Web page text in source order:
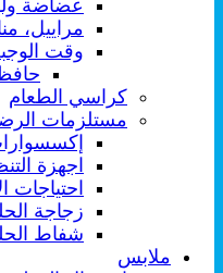
عضاضة
مراييل،
وقت
كراسي الطعام
مستلزمات
اجهزة
احتياجات
زجاجة
شفاط
ملابس